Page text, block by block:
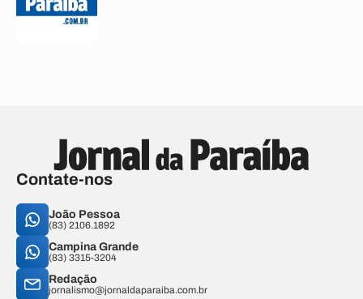
Contate-nos
João Pessoa
(83) 2106.1892
Campina Grande
(83) 3315-3204
Redação
jornalismo@jornaldaparaiba.com.br